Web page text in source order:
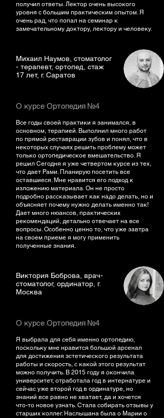
получил ответы. Лектор очень высокого
уровня с большим практическим опытом. Я
очень рад, что попал на семинар к
замечательному доктору, лектору и человеку.
Михаил Наумов, стоматолог
- терапевт, ортопед, стаж
17 лет, г. Саратов
О курсе Ортопедия №4
Все годы своей практики я занимался, в
основном, терапией. Выполнил много работ
по прямой реставрации зубов и понял, что в
некоторых случаях решить проблему может
только ортопедическое вмешательство. Я
решил Сегодня я уже четвертом курсе из тех,
что дает Рами. Планирую посетить все
оставшиеся. Мне нравится его подход к
изложению материала. Он не просто
подробно рассказывает как надо делать, но и
объясняет почему нужно делать именно так!
Дает много нюансов, практических
рекомендаций, детально отвечает на все
вопросы. Особенно ценно то, что уже завтра
на своем приеме я могу применить
полученные знания.
Виктория Боброва, врач-
стоматолог, ординатор, г.
Москва
О курсе Ортопедия №4
Я выбрала для себя именно ортопедию,
поскольку мне нравится большой арсенал
для достижения эстетического результата
работы и скорость, с какой этого результат
можно получить. В 2015 году я окончила
университет, отработала год в интернатуре и
сейчас уже второй год в ординатуре, но
знаний все равно не хватает, да и хочется
что-то новое узнать. Стала собирать отзывы у
старших коллег. Наслышана была о Марии о